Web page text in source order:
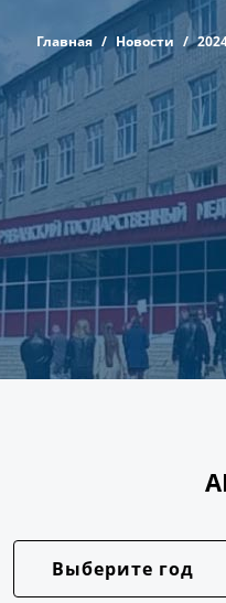
Главная Новости
Выберите год